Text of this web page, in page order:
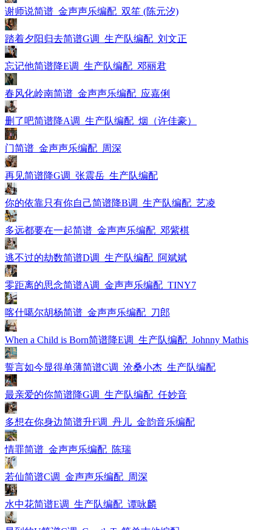
谢师说简谱_金声声乐编配_双笙 (陈元汐)
踏着夕阳归去简谱G调_生产队编配_刘文正
忘记他简谱降E调_生产队编配_邓丽君
春风化岭南简谱_金声声乐编配_应嘉俐
删了吧简谱降A调_生产队编配_烟（许佳豪）
门简谱_金声声乐编配_周深
再见简谱降G调_张震岳_生产队编配
你的依靠只有你自己简谱降B调_生产队编配_艺凌
多远都要在一起简谱_金声声乐编配_邓紫棋
逃不过的劫数简谱D调_生产队编配_阿斌斌
零距离的思念简谱A调_金声声乐编配_TINY7
喀什噶尔胡杨简谱_金声声乐编配_刀郎
When a Child is Born简谱降E调_生产队编配_Johnny Mathis
誓言如今显得单薄简谱C调_沧桑小杰_生产队编配
最亲爱的你简谱降G调_生产队编配_任妙音
多想在你身边简谱升F调_丹儿_金韵音乐编配
情罪简谱_金声声乐编配_陈瑞
若仙简谱C调_金声声乐编配_周深
水中花简谱E调_生产队编配_谭咏麟